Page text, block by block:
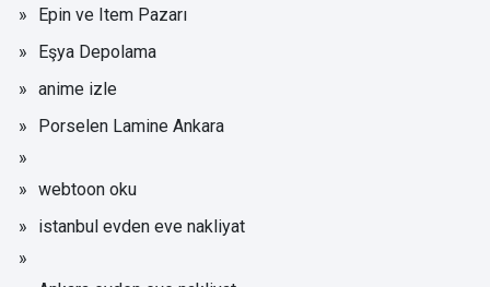
Epin ve Item Pazarı
Eşya Depolama
anime izle
Porselen Lamine Ankara
webtoon oku
istanbul evden eve nakliyat